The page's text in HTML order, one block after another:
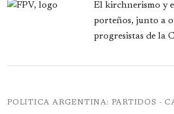
El kirchnerismo y
porteños, junto a
progresistas de la
POLITICA ARGENTINA: PARTIDOS -